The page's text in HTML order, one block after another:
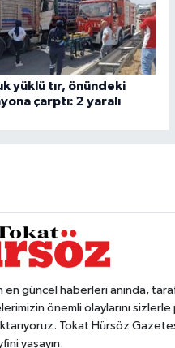
yüklü tır, önündeki
çarptı: 2 yaralı
güncel haberleri anında,
önemli olaylarını
Tokat Hürsöz
yaşayın.